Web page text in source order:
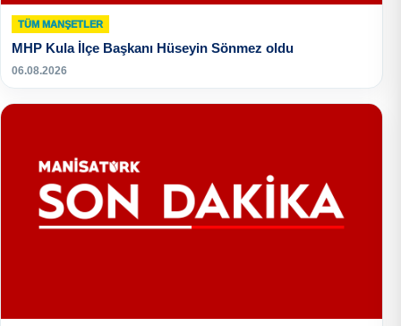
TÜM MANŞETLER
MHP Kula İlçe Başkanı Hüseyin Sönmez oldu
06.08.2026